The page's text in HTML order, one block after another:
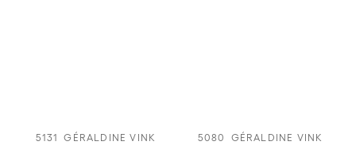
5131 GÉRALDINE VINK 5080 GÉRALDINE VINK